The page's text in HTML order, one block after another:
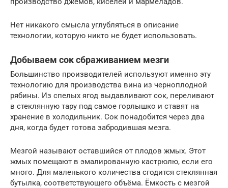
Нет никакого смысла углубляться в описание
технологии, которую никто не будет использовать.
Добываем сок сбраживанием мезги
Большинство производителей используют именно эту
технологию для производства вина из черноплодной
рябины. Из спелых ягод выдавливают сок, переливают
в стеклянную тару под самое горлышко и ставят на
хранение в холодильник. Сок понадобится через два
дня, когда будет готова забродившая мезга.
Мезгой называют оставшийся от плодов жмых. Этот
жмых помещают в эмалированную кастрюлю, если его
много. Для маленького количества сгодится стеклянная
бутылка, соответствующего объёма. Ёмкость с мезгой